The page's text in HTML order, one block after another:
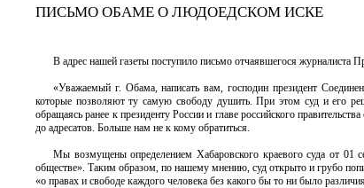
ПИСЬМО ОБАМЕ О ЛЮДОЕДСКОМ ИСКЕ
В адрес нашей газеты поступило письмо отчаявшегося журналиста
«Уважаемый г. Обама, написать вам, господин президент
которые позволяют ту самую свободу душить. При этом суд и его
обращаясь ранее к президенту России и главе российского
до адресатов. Больше нам не к кому обратиться.
Мы возмущены определением Хабаровского краевого суда от 01
обществе». Таким образом, по нашему мнению, суд открыто и грубо
«о правах и свободе каждого человека без какого бы то ни было